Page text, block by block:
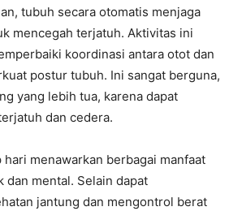
tubuh secara otomatis menjaga
mencegah terjatuh. Aktivitas ini
koordinasi antara otot dan
postur tubuh. Ini sangat berguna,
yang lebih tua, karena dapat
dan cedera.
hari menawarkan berbagai manfaat
dan mental. Selain dapat
jantung dan mengontrol berat